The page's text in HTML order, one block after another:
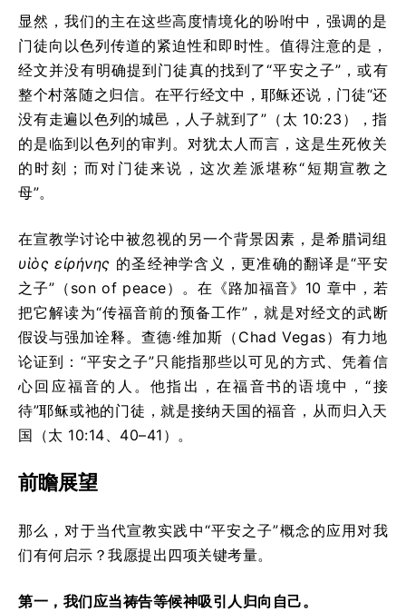
显然，我们的主在这些高度情境化的吩咐中，强调的是
门徒向以色列传道的紧迫性和即时性。值得注意的是，
经文并没有明确提到门徒真的找到了“平安之子”，或有
整个村落随之归信。在平行经文中，耶稣还说，门徒“还
没有走遍以色列的城邑，人子就到了”（太 10:23），指
的是临到以色列的审判。对犹太人而言，这是生死攸关
的时刻；而对门徒来说，这次差派堪称“短期宣教之
母”。
在宣教学讨论中被忽视的另一个背景因素，是希腊词组
υἱὸς εἰρήνης 的圣经神学含义，更准确的翻译是“平安
之子”（son of peace）。在《路加福音》10 章中，若
把它解读为“传福音前的预备工作”，就是对经文的武断
假设与强加诠释。查德·维加斯（Chad Vegas）有力地
论证到：“平安之子”只能指那些以可见的方式、凭着信
心回应福音的人。他指出，在福音书的语境中，“接
待”耶稣或祂的门徒，就是接纳天国的福音，从而归入天
国（太 10:14、40–41）。
前瞻展望
那么，对于当代宣教实践中“平安之子”概念的应用对我
们有何启示？我愿提出四项关键考量。
第一，我们应当祷告等候神吸引人归向自己。